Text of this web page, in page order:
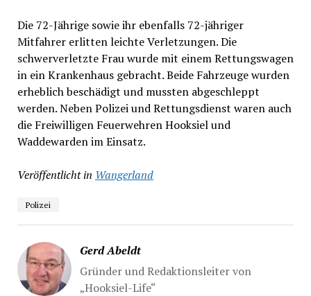
Die 72-Jährige sowie ihr ebenfalls 72-jähriger
Mitfahrer erlitten leichte Verletzungen. Die
schwerverletzte Frau wurde mit einem Rettungswagen
in ein Krankenhaus gebracht. Beide Fahrzeuge wurden
erheblich beschädigt und mussten abgeschleppt
werden. Neben Polizei und Rettungsdienst waren auch
die Freiwilligen Feuerwehren Hooksiel und
Waddewarden im Einsatz.
Veröffentlicht in Wangerland
Polizei
Gerd Abeldt
Gründer und Redaktionsleiter von
„Hooksiel-Life“